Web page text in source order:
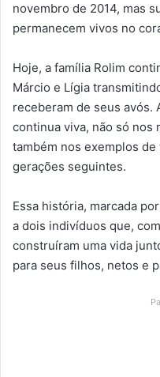
novembro de 2014, mas
permanecem vivos no
Hoje, a família Rolim
Márcio e Lígia
receberam de seus avós.
continua viva, não só nos
também nos exemplos de
gerações seguintes.
Essa história, marcada
a dois indivíduos que,
construíram uma vida
para seus filhos, netos e